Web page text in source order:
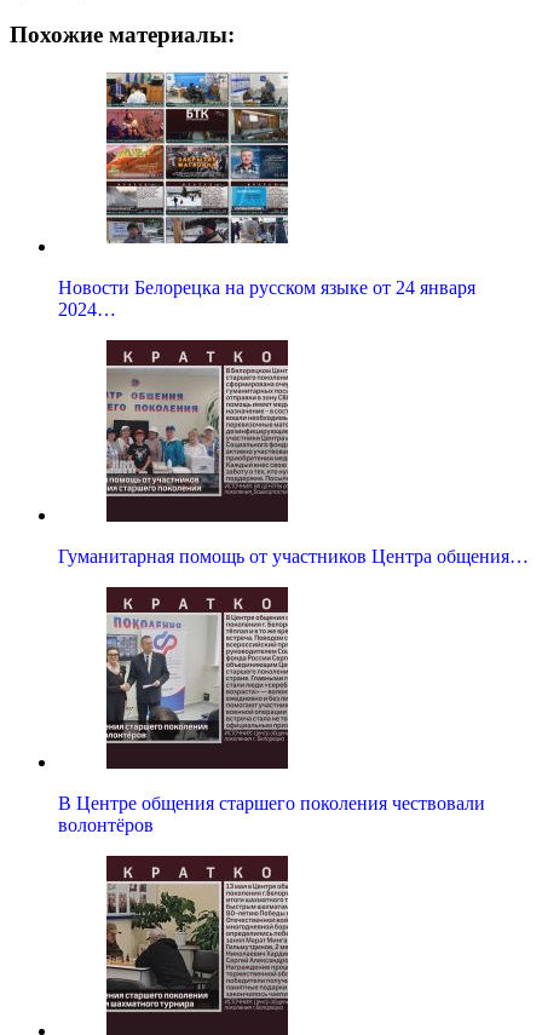
Похожие материалы:
Новости Белорецка на русском языке от 24 января
2024…
Гуманитарная помощь от участников Центра общения…
В Центре общения старшего поколения чествовали
волонтёров